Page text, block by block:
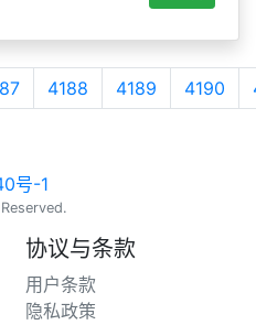
4188 4189 4190
号-1
协议与条款
用户条款
隐私政策